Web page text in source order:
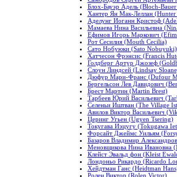
Блох-Бауэр Адель (Bloch-
Хантер Ян Мак-Леллан
Аделунг Иоганн Кристоф
Мамаева Нина Васильевна
Ефимов Игорь Маркович
Рот Сесилия (Mouth Cecilia)
Сато Нобуюки (Sato Nobuyuki)
Хатчесон Фрэнсис (Francis
Голдберг Артур Джозеф
Слоун Линдсей (Lindsay
Дюфур Мари-Франс (Dufour
Бергельсон Лев Давидович
Брест Мартин (Martin Brest)
Тарбеев Юрий Васильевич
Селеньи Иштван (The Village
Авилов Виктор Васильевич
Церинг Угьен (Ugyen Tsering)
Токугава Иэцугу (Tokugawa
Форсайт Джеймс Уильям
Базаров Владимир
Меновщикова Нина Ивановна
Клейст Эвальд фон (Kleist
Лондоньо Рикардо (Ricardo
Хейдтман Ганс (Heidtman
Ролен Виктор (Rolen Victor)